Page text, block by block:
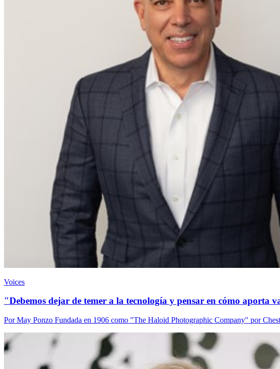
Voices
"Debemos dejar de temer a la tecnología y pensar en cómo aporta
Por May Ponzo Fundada en 1906 como "The Haloid Photographic Company" por